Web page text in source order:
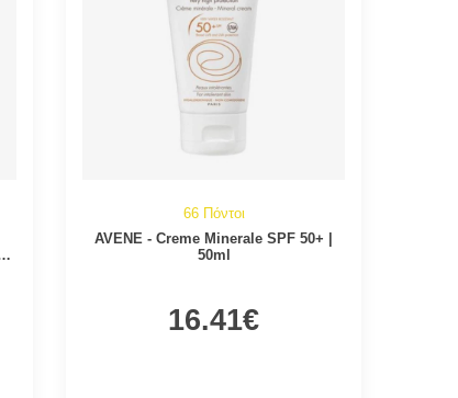
66 Πόντοι
AVENE - Creme Minerale SPF 50+ |
50ml
16.41€